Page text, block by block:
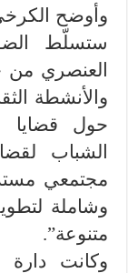
وأوضح
ستسلّط
العنصري من
والأنشطة
حول قضايا
الشباب
مجتمعي
وشاملة
متنوعة”.
وكانت